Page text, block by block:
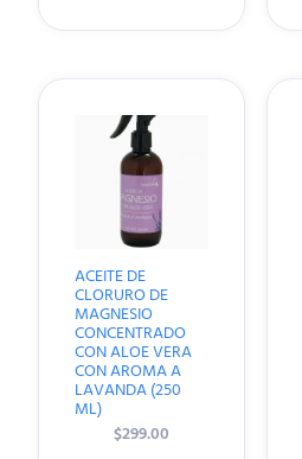
ACEITE DE
CLORURO DE
MAGNESIO
CONCENTRADO
CON ALOE VERA
CON AROMA A
LAVANDA (250
ML)
$299.00